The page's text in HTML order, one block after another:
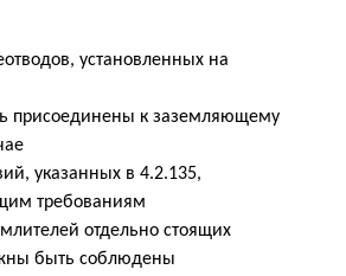
установленных на
присоединены к заземляющему
указанных в 4.2.135,
требованиям
отдельно стоящих
быть соблюдены